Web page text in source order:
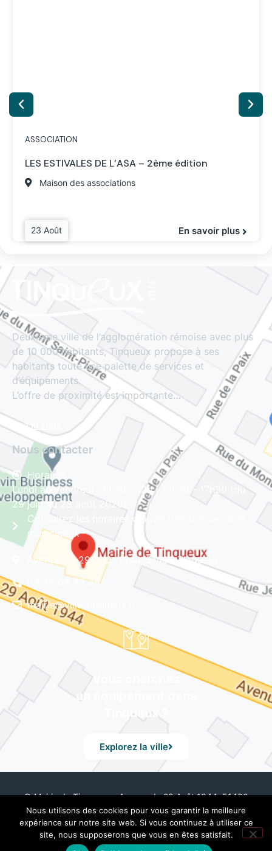
ASSOCIATION
LES ESTIVALES DE L’ASA – 2ème édition
Maison des associations
23 Août En savoir plus
Deuxième ville de l’agglomération rémoise avec plus
de 10 000 habitants, Tinqueux propose à ses
habitants toute une palette de services et
d’équipements.
L’offre de proximité est importante…
Lire la suite
Nous contacter
Horaires
Lundi au vendredi : 8h30 - 12h | 13h30 - 17h30 (du
29 juin au 28 août 2026)
Consultez les horaires d'ouverture des services
municipaux
Avenue du 29 Août 1944, 51430 Tinqueux
03 26 08 23 45
mairie@ville-tinqueux.fr
Vous cherchez
un équipement dans
Tinqueux ?
Explorez la ville
© Mairie de Tinqueux – Avenue du 29 Août 1944, 51430
Tinqueux – Tél. 03 26 08 23 45 – Mentions Légales – Design
by UXid
Nous utilisons des cookies pour vous garantir la meilleure
expérience sur notre site web. Si vous continuez à utiliser ce
site, nous supposerons que vous en êtes satisfait.